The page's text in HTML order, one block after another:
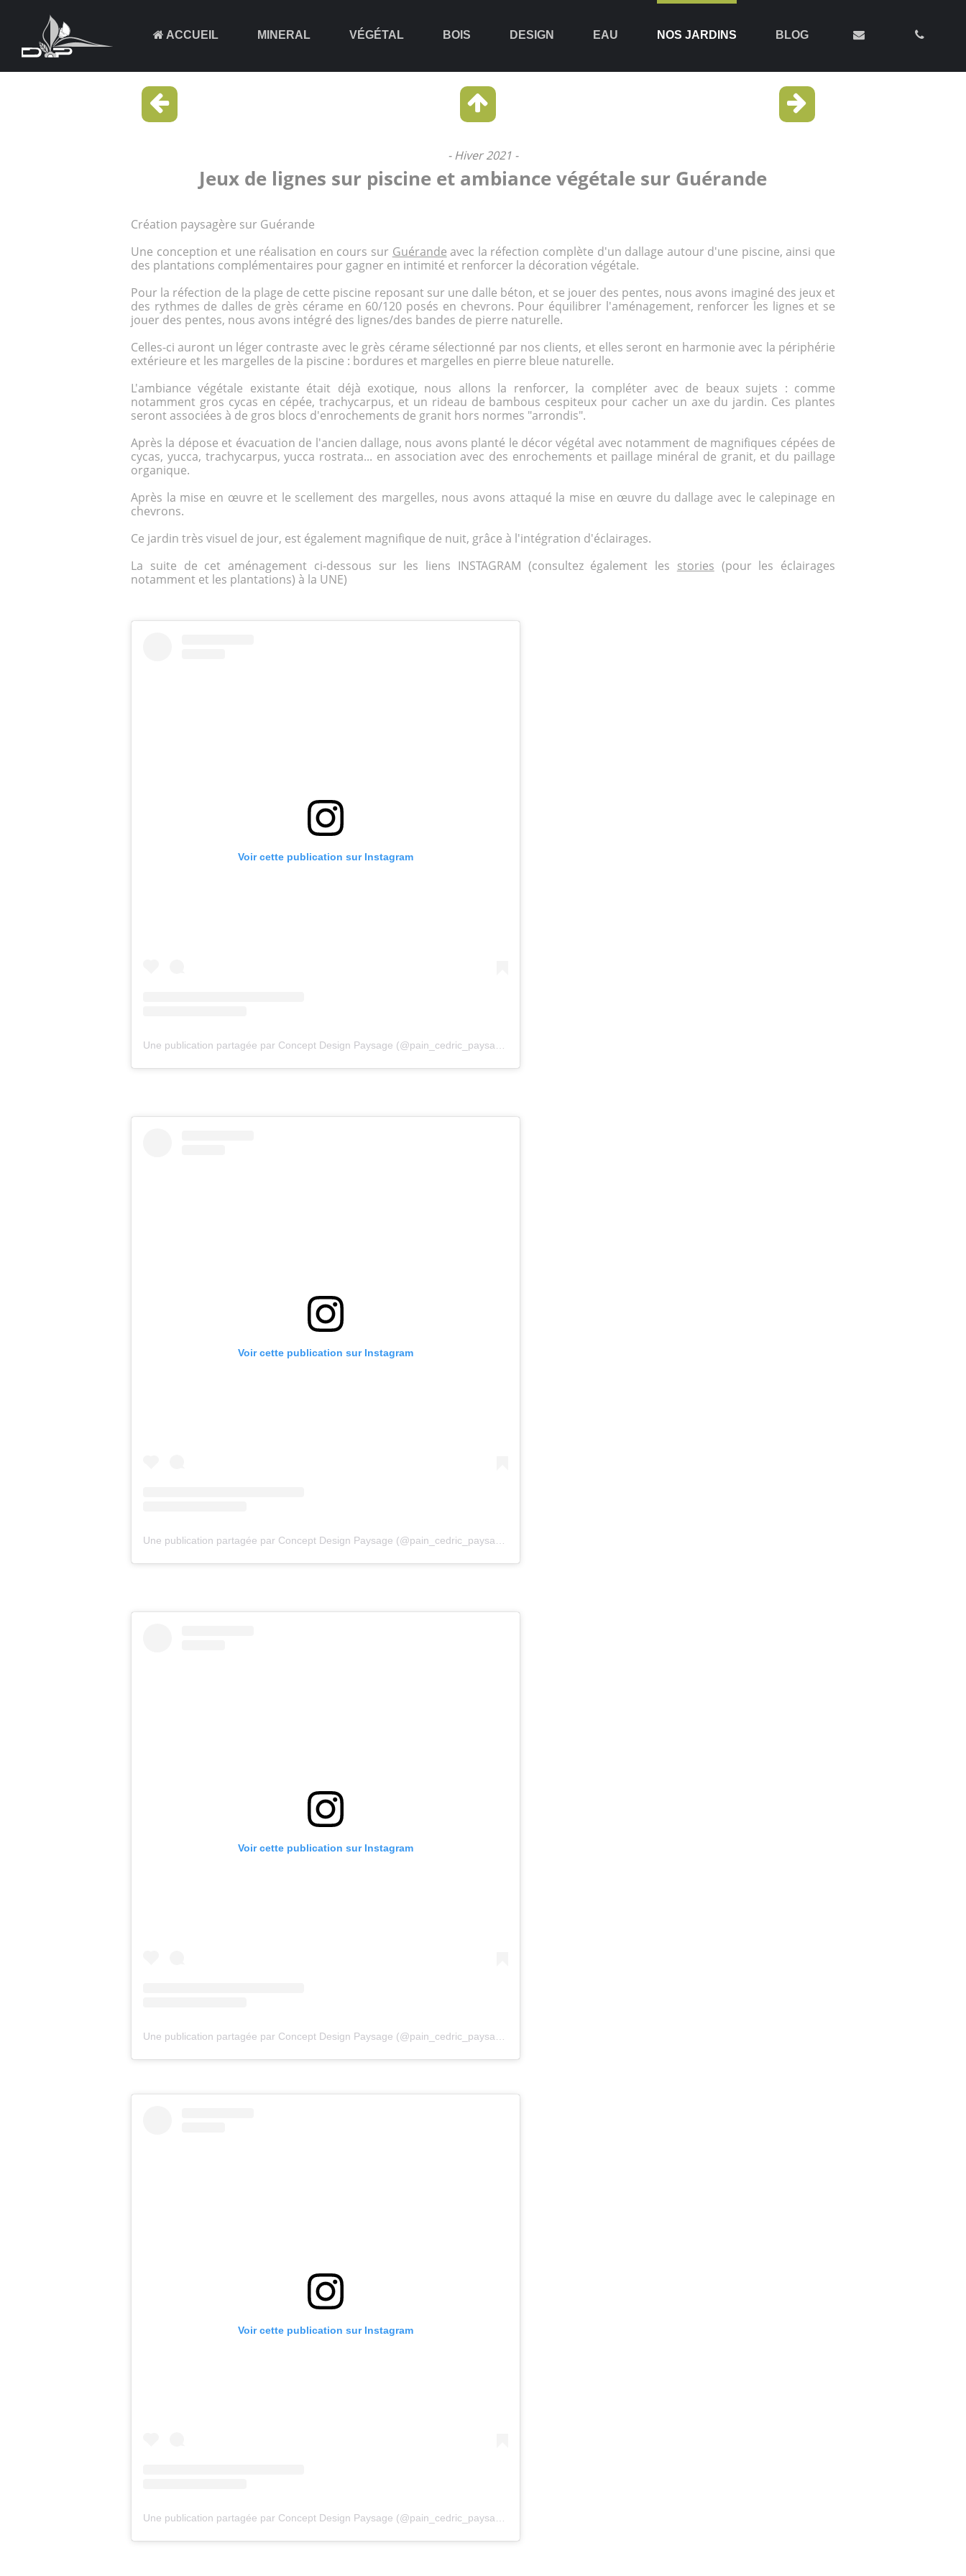
ACCUEIL MINERAL VÉGÉTAL BOIS DESIGN EAU NOS JARDINS BLOG
- Hiver 2021 -
Jeux de lignes sur piscine et ambiance végétale sur Guérande
Création paysagère sur Guérande
Une conception et une réalisation en cours sur Guérande avec la réfection complète d'un dallage autour d'une piscine, ainsi que
des plantations complémentaires pour gagner en intimité et renforcer la décoration végétale.
Pour la réfection de la plage de cette piscine reposant sur une dalle béton, et se jouer des pentes, nous avons imaginé des jeux et
des rythmes de dalles de grès cérame en 60/120 posés en chevrons. Pour équilibrer l'aménagement, renforcer les lignes et se
jouer des pentes, nous avons intégré des lignes/des bandes de pierre naturelle.
Celles-ci auront un léger contraste avec le grès cérame sélectionné par nos clients, et elles seront en harmonie avec la périphérie
extérieure et les margelles de la piscine : bordures et margelles en pierre bleue naturelle.
L'ambiance végétale existante était déjà exotique, nous allons la renforcer, la compléter avec de beaux sujets : comme
notamment gros cycas en cépée, trachycarpus, et un rideau de bambous cespiteux pour cacher un axe du jardin. Ces plantes
seront associées à de gros blocs d'enrochements de granit hors normes "arrondis".
Après la dépose et évacuation de l'ancien dallage, nous avons planté le décor végétal avec notamment de magnifiques cépées de
cycas, yucca, trachycarpus, yucca rostrata... en association avec des enrochements et paillage minéral de granit, et du paillage
organique.
Après la mise en œuvre et le scellement des margelles, nous avons attaqué la mise en œuvre du dallage avec le calepinage en
chevrons.
Ce jardin très visuel de jour, est également magnifique de nuit, grâce à l'intégration d'éclairages.
La suite de cet aménagement ci-dessous sur les liens INSTAGRAM (consultez également les stories (pour les éclairages
notamment et les plantations) à la UNE)
Voir cette publication sur Instagram
Voir cette publication sur Instagram
Voir cette publication sur Instagram
Voir cette publication sur Instagram